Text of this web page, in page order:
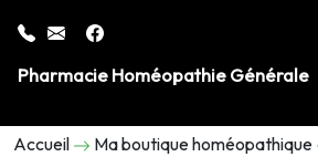
Pharmacie Homéopathie Générale
Accueil Ma boutique homéopathique